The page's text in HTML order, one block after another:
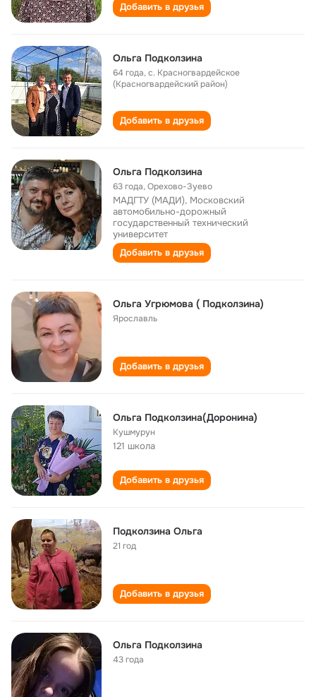
Добавить в друзья
Ольга Подколзина
64 года,с. Красногвардейское
(Красногвардейский район)
Добавить в друзья
Ольга Подколзина
63 года,Орехово-Зуево
МАДГТУ (МАДИ), Московский
автомобильно-дорожный
государственный технический
университет
Добавить в друзья
Ольга Угрюмова ( Подколзина)
Ярославль
Добавить в друзья
Ольга Подколзина(Доронина)
Кушмурун
121 школа
Добавить в друзья
Подколзина Ольга
21 год
Добавить в друзья
Ольга Подколзина
43 года